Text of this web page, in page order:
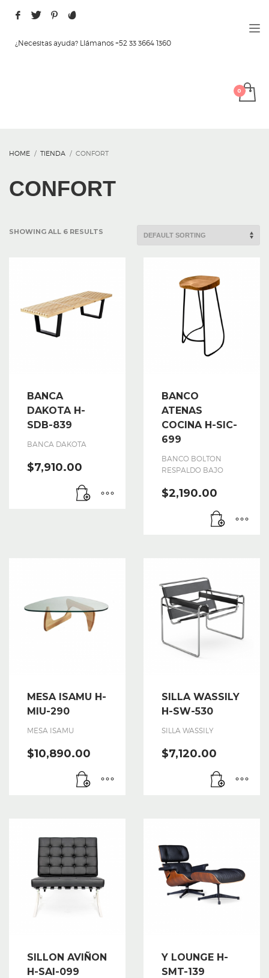
¿Necesitas ayuda? Llámanos +52 33 3664 1360
HOME TIENDA CONFORT
CONFORT
SHOWING ALL 6 RESULTS
BANCA
DAKOTA H-
SDB-839
BANCA DAKOTA
$7,910.00
BANCO
ATENAS
COCINA H-SIC-
699
BANCO BOLTON
RESPALDO BAJO
$2,190.00
MESA ISAMU H-
MIU-290
MESA ISAMU
$10,890.00
SILLA WASSILY
H-SW-530
SILLA WASSILY
$7,120.00
SILLON AVIÑON
H-SAI-099
Y LOUNGE H-
SMT-139